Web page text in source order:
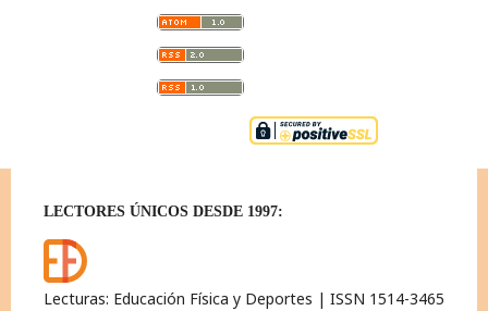
LECTORES ÚNICOS DESDE 1997:
Lecturas: Educación Física y Deportes | ISSN 1514-3465